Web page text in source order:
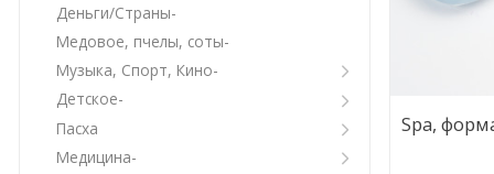
Деньги/Страны-
Медовое, пчелы, соты-
Музыка, Спорт, Кино-
Детское-
Пасха
Медицина-
Spa,